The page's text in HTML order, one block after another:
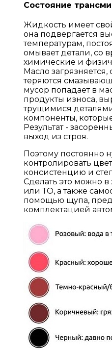
Состояние
Жидкость имеет
она подвергается
температурам,
омывает детали, со
химические и
Масло
теряются
мусор попадает в
продукты износа,
трущимися
компоненты,
Результат -
выход из строя.
Поэтому постоянно
контролировать
консистенцию и
Сделать это можно
или ТО, а также
помощью щупа,
комплектацией